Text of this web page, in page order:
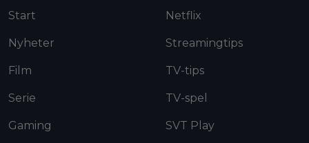
Start
Nyheter
Film
Serie
Gaming
Netflix
Streamingtips
TV-tips
TV-spel
SVT Play